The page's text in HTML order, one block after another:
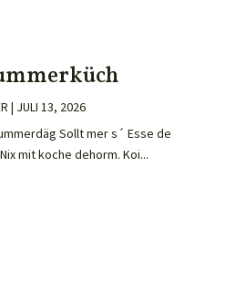
| JULI 13, 2026
Sollt mer s´ Esse de
mit koche dehorm. Koi...